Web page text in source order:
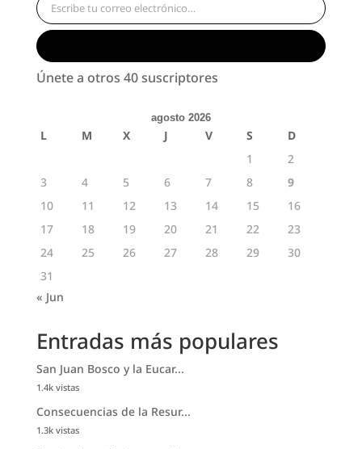
Únete a otros 40 suscriptores
agosto 2026
L M X J V S
D
1
2
3
4 5 6 7 8
9
10
11 12 13 14 15
16
17
18 19 20 21 22
23
24
25 26 27 28 29
30
31
« Jun
Entradas más populares
San Juan Bosco y la Eucar...
1.4k vistas
Consecuencias de la Resur...
1.3k vistas